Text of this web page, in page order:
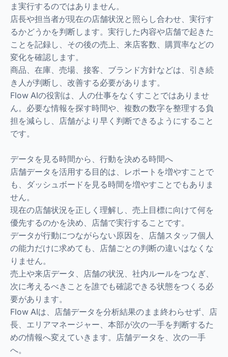
ま実行するのではありません。
店長や担当者が現在の店舗状況と照らし合わせ、実行す
るかどうかを判断します。実行した内容や店舗で起きた
ことを記録し、その後の売上、来店客数、購買率などの
変化を確認します。
商品、在庫、売場、接客、ブランド方針などは、引き続
き人が判断し、改善する必要があります。
Flow AIの役割は、人の仕事をなくすことではありませ
ん。必要な情報を探す時間や、複数の数字を整理する負
担を減らし、店舗がより早く判断できるようにすること
です。
データを見る時間から、行動を決める時間へ
店舗データを活用する目的は、レポートを増やすことで
も、ダッシュボードを見る時間を増やすことでもありま
せん。
現在の店舗状況を正しく理解し、売上目標に向けて何を
優先するのかを決め、店舗で実行することです。
データが行動につながらない原因を、店舗スタッフ個人
の能力だけに求めても、店舗ごとの判断の違いはなくな
りません。
売上や来店データ、店舗の状況、社内ルールをつなぎ、
次に考えるべきことを誰でも確認できる状態をつくる必
要があります。
Flow AIは、店舗データを分析結果のまま終わらせず、店
長、エリアマネージャー、本部が次の一手を判断するた
めの情報へ変えていきます。店舗データを、次の一手
へ。